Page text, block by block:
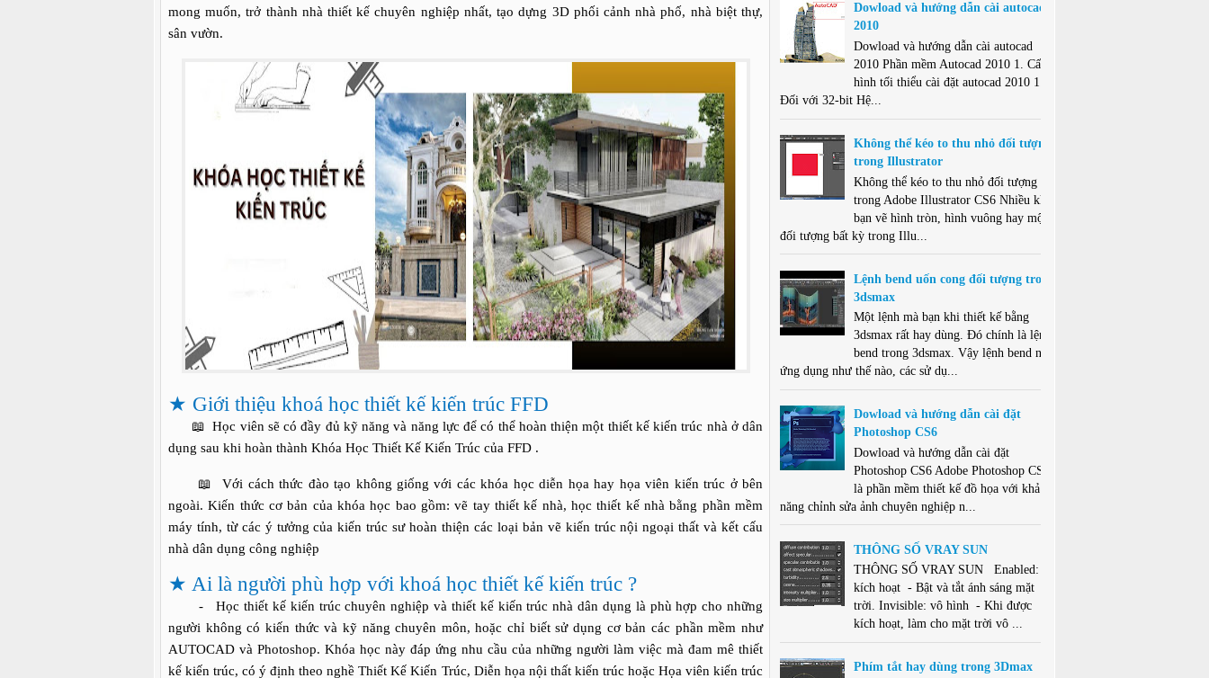
mong muốn, trở thành nhà thiết kế chuyên nghiệp nhất, tạo dựng 3D phối cảnh nhà phố, nhà biệt thự,
sân vườn.
★ Giới thiệu khoá học thiết kế kiến trúc FFD
📖 Học viên sẽ có đầy đủ kỹ năng và năng lực để có thể hoàn thiện một thiết kế kiến trúc nhà ở dân
dụng sau khi hoàn thành Khóa Học Thiết Kế Kiến Trúc của FFD .
📖
Với cách thức đào tạo không giống với các khóa học diễn họa hay họa viên kiến trúc ở bên
ngoài. Kiến thức cơ bản của khóa học bao gồm: vẽ tay thiết kế nhà, học thiết kế nhà bằng phần mềm
máy tính, từ các ý tưởng của kiến trúc sư hoàn thiện các loại bản vẽ kiến trúc nội ngoại thất và kết cấu
nhà dân dụng công nghiệp
★ Ai là người phù hợp với khoá học thiết kế kiến trúc ?
-
Học thiết kế kiến trúc chuyên nghiệp và thiết kế kiến trúc nhà dân dụng là phù hợp cho những
người không có kiến thức và kỹ năng chuyên môn, hoặc chỉ biết sử dụng cơ bản các phần mềm như
AUTOCAD và Photoshop. Khóa học này đáp ứng nhu cầu của những người làm việc mà đam mê thiết
kế kiến trúc, có ý định theo nghề Thiết Kế Kiến Trúc, Diễn họa nội thất kiến trúc hoặc Họa viên kiến trúc
Dowload và hướng dẫn cài autocad
2010
Dowload và hướng dẫn cài autocad
2010 Phần mềm Autocad 2010 1. Cấu
hình tối thiểu cài đặt autocad 2010 1.1.
Đối với 32-bit Hệ...
Không thể kéo to thu nhỏ đối tượng
trong Illustrator
Không thể kéo to thu nhỏ đối tượng
trong Adobe Illustrator CS6 Nhiều khi
bạn vẽ hình tròn, hình vuông hay một
đối tượng bất kỳ trong Illu...
Lệnh bend uốn cong đối tượng trong
3dsmax
Một lệnh mà bạn khi thiết kế bằng
3dsmax rất hay dùng. Đó chính là lệnh
bend trong 3dsmax. Vậy lệnh bend này
ứng dụng như thế nào, các sử dụ...
Dowload và hướng dẫn cài đặt
Photoshop CS6
Dowload và hướng dẫn cài đặt
Photoshop CS6 Adobe Photoshop CS6
là phần mềm thiết kế đồ họa với khả
năng chỉnh sửa ảnh chuyên nghiệp n...
THÔNG SỐ VRAY SUN
THÔNG SỐ VRAY SUN Enabled:
kích hoạt - Bật và tắt ánh sáng mặt
trời. Invisible: vô hình - Khi được
kích hoạt, làm cho mặt trời vô ...
Phím tắt hay dùng trong 3Dmax